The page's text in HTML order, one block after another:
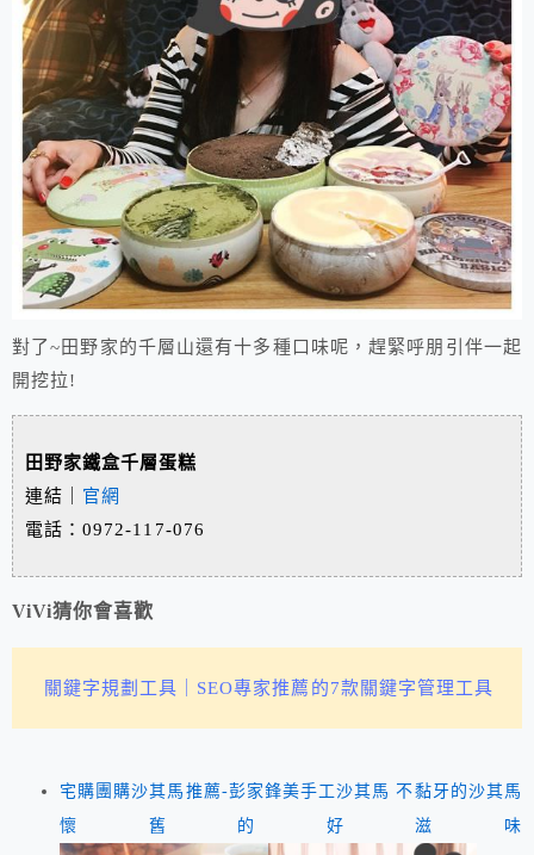
對了~田野家的千層山還有十多種口味呢，趕緊呼朋引伴一起
開挖拉!
田野家鐵盒千層蛋糕
連結｜ 官網
電話：0972-117-076
ViVi猜你會喜歡
關鍵字規劃工具｜SEO專家推薦的7款關鍵字管理工具
宅購團購沙其馬推薦-彭家鋒美手工沙其馬 不黏牙的沙其馬
懷舊的好滋味